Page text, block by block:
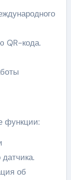
QR-кода.
функции:
об